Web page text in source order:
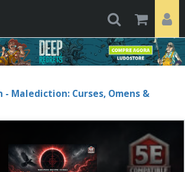
- Malediction: Curses, Omens &